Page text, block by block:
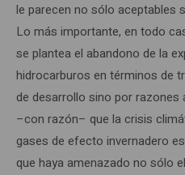
le parecen no sólo aceptables
Lo más importante, en todo
se plantea el abandono de la
hidrocarburos en términos de
de desarrollo sino por razones
–con razón– que la crisis
gases de efecto invernadero
que haya amenazado no sólo